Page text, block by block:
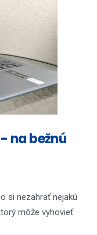
na bežnú
si nezahrať nejakú
môže vyhovieť